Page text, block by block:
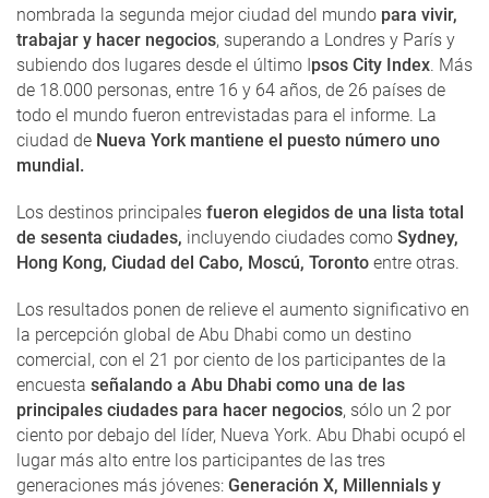
nombrada la segunda mejor ciudad del mundo para vivir,
trabajar y hacer negocios, superando a Londres y París y
subiendo dos lugares desde el último Ipsos City Index. Más
de 18.000 personas, entre 16 y 64 años, de 26 países de
todo el mundo fueron entrevistadas para el informe. La
ciudad de Nueva York mantiene el puesto número uno
mundial.
Los destinos principales fueron elegidos de una lista total
de sesenta ciudades, incluyendo ciudades como Sydney,
Hong Kong, Ciudad del Cabo, Moscú, Toronto entre otras.
Los resultados ponen de relieve el aumento significativo en
la percepción global de Abu Dhabi como un destino
comercial, con el 21 por ciento de los participantes de la
encuesta señalando a Abu Dhabi como una de las
principales ciudades para hacer negocios, sólo un 2 por
ciento por debajo del líder, Nueva York. Abu Dhabi ocupó el
lugar más alto entre los participantes de las tres
generaciones más jóvenes: Generación X, Millennials y